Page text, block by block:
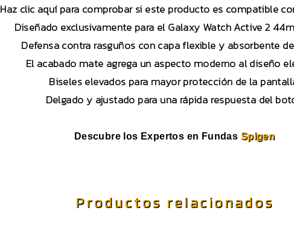
Haz clic aquí para comprobar si este producto es compatible
Diseñado exclusivamente para el Galaxy Watch Active 2
Defensa contra rasguños con capa flexible y absorbente
El acabado mate agrega un aspecto moderno al diseño
Biseles elevados para mayor protección de la
Delgado y ajustado para una rápida respuesta del
Descubre los Expertos en Fundas Spigen
Productos relacionados